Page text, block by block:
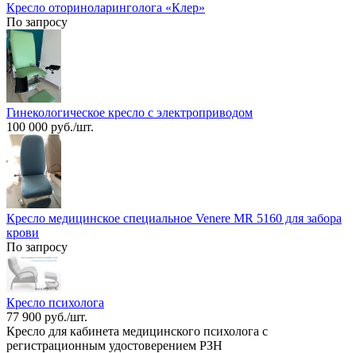
Кресло оториноларинголога «Клер»
По запросу
Гинекологическое кресло с электроприводом
100 000 руб./шт.
Кресло медицинское специальное Venere MR 5160 для забора
крови
По запросу
Кресло психолога
77 900 руб./шт.
Кресло для кабинета медицинского психолога с
регистрационным удостоверением РЗН